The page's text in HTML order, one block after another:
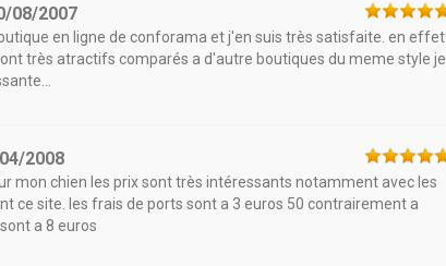
08/2007
en ligne de conforama et j'en suis très satisfaite. en effet
très atractifs comparés a d'autre boutiques du meme style je
2008
mon chien les prix sont très intéressants notamment avec les
ce site. les frais de ports sont a 3 euros 50 contrairement a
a 8 euros